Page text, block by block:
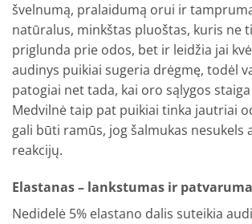
švelnumą, pralaidumą orui ir
natūralus, minkštas pluoštas, kuris ne
priglunda prie odos, bet ir leidžia jai
audinys puikiai sugeria drėgmę, todėl
patogiai net tada, kai oro sąlygos
Medvilnė taip pat puikiai tinka jautriai
gali būti ramūs, jog šalmukas nesukels
reakcijų.
Elastanas – lankstumas ir
Nedidelė 5% elastano dalis suteikia